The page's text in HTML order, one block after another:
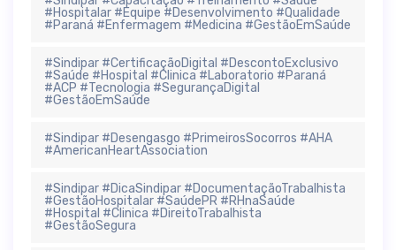
#Hospitalar #Equipe #Desenvolvimento #Qualidade
#Paraná #Enfermagem #Medicina #GestãoEmSaúde
#Sindipar #CertificaçãoDigital #DescontoExclusivo
#Saúde #Hospital #Clinica #Laboratorio #Paraná
#ACP #Tecnologia #SegurançaDigital
#GestãoEmSaúde
#Sindipar #Desengasgo #PrimeirosSocorros #AHA
#AmericanHeartAssociation
#Sindipar #DicaSindipar #DocumentaçãoTrabalhista
#GestãoHospitalar #SaúdePR #RHnaSaúde
#Hospital #Clinica #DireitoTrabalhista
#GestãoSegura